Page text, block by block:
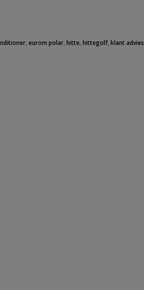
,eurom polar ,hitte ,hittegolf,klant advies